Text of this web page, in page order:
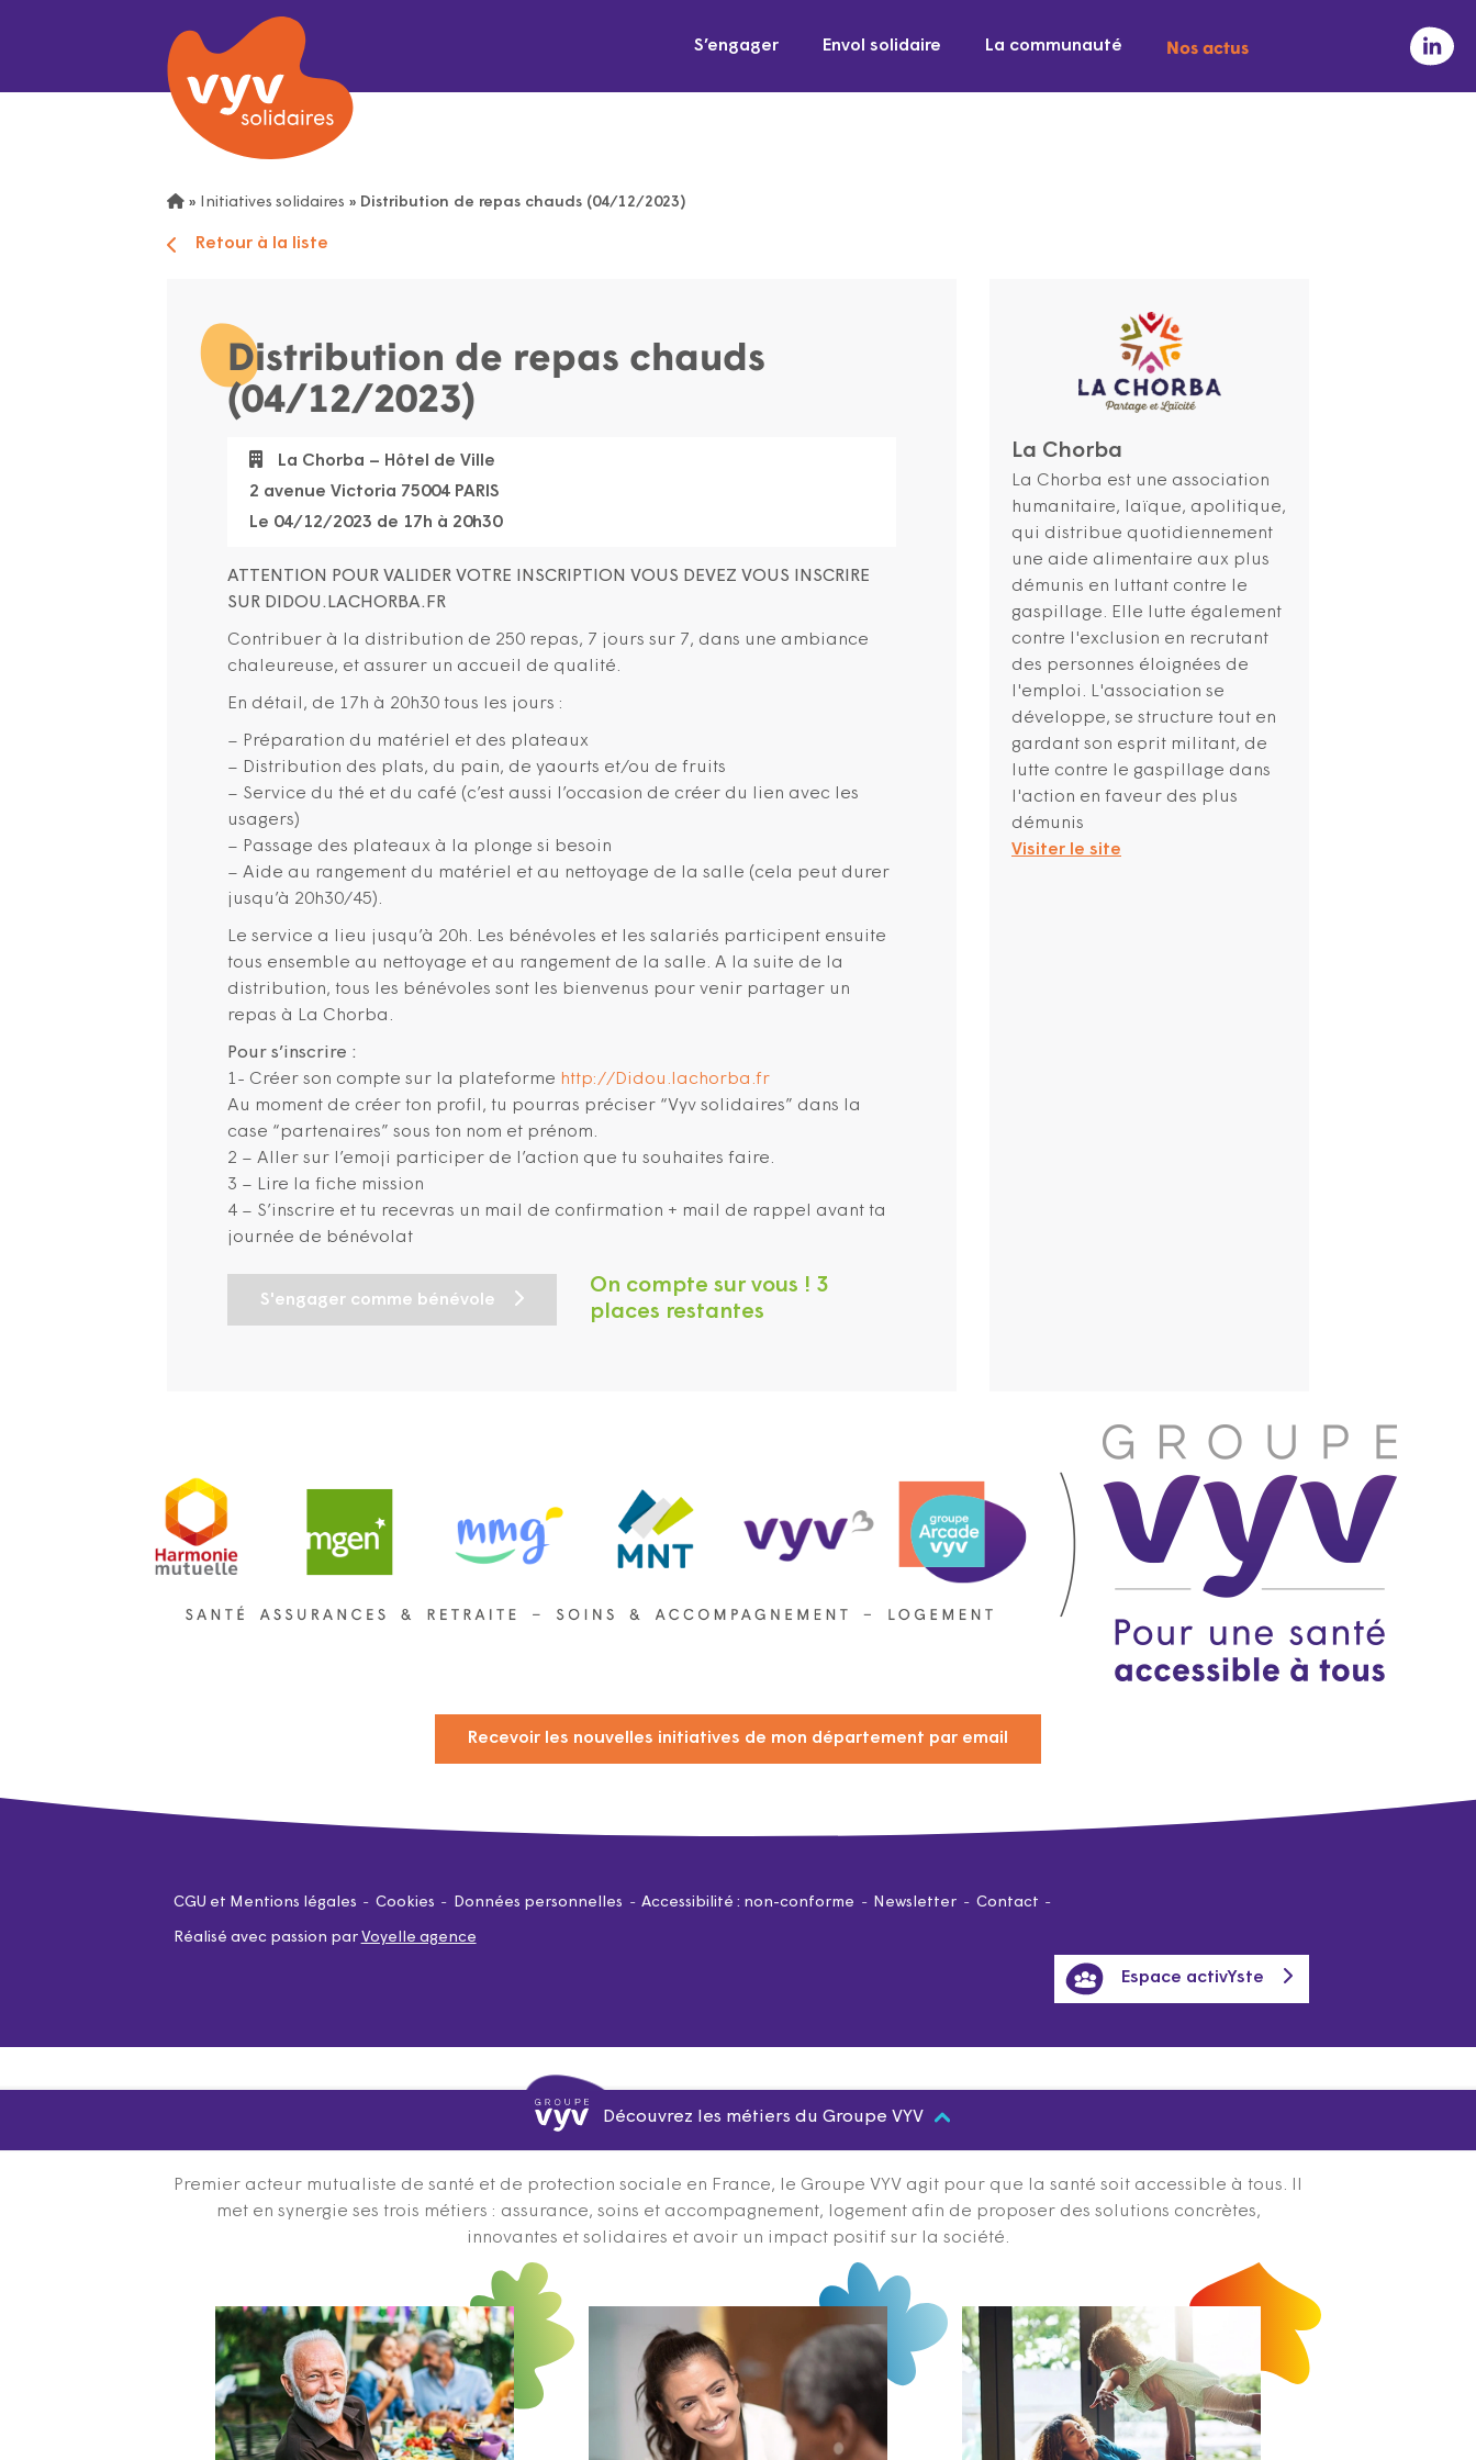
S’engager Envol solidaire La communauté Nos actus
» Initiatives solidaires » Distribution de repas chauds (04/12/2023)
Retour à la liste
Distribution de repas chauds
(04/12/2023)
La Chorba – Hôtel de Ville
2 avenue Victoria 75004 PARIS
Le 04/12/2023 de 17h à 20h30
ATTENTION POUR VALIDER VOTRE INSCRIPTION VOUS DEVEZ VOUS INSCRIRE
SUR DIDOU.LACHORBA.FR
Contribuer à la distribution de 250 repas, 7 jours sur 7, dans une ambiance
chaleureuse, et assurer un accueil de qualité.
En détail, de 17h à 20h30 tous les jours :
– Préparation du matériel et des plateaux
– Distribution des plats, du pain, de yaourts et/ou de fruits
– Service du thé et du café (c’est aussi l’occasion de créer du lien avec les
usagers)
– Passage des plateaux à la plonge si besoin
– Aide au rangement du matériel et au nettoyage de la salle (cela peut durer
jusqu’à 20h30/45).
Le service a lieu jusqu’à 20h. Les bénévoles et les salariés participent ensuite
tous ensemble au nettoyage et au rangement de la salle. A la suite de la
distribution, tous les bénévoles sont les bienvenus pour venir partager un
repas à La Chorba.
Pour s’inscrire :
1- Créer son compte sur la plateforme http://Didou.lachorba.fr
Au moment de créer ton profil, tu pourras préciser “Vyv solidaires” dans la
case “partenaires” sous ton nom et prénom.
2 – Aller sur l’emoji participer de l’action que tu souhaites faire.
3 – Lire la fiche mission
4 – S’inscrire et tu recevras un mail de confirmation + mail de rappel avant ta
journée de bénévolat
S'engager comme bénévole
On compte sur vous ! 3
places restantes
La Chorba
La Chorba est une association
humanitaire, laïque, apolitique,
qui distribue quotidiennement
une aide alimentaire aux plus
démunis en luttant contre le
gaspillage. Elle lutte également
contre l'exclusion en recrutant
des personnes éloignées de
l'emploi. L'association se
développe, se structure tout en
gardant son esprit militant, de
lutte contre le gaspillage dans
l'action en faveur des plus
démunis
Visiter le site
Recevoir les nouvelles initiatives de mon département par email
CGU et Mentions légales Cookies Données personnelles Accessibilité : non-conforme Newsletter Contact
Réalisé avec passion par Voyelle agence
Espace activYste
Découvrez les métiers du Groupe VYV
Premier acteur mutualiste de santé et de protection sociale en France, le Groupe VYV agit pour que la santé soit accessible à tous. Il
met en synergie ses trois métiers : assurance, soins et accompagnement, logement afin de proposer des solutions concrètes,
innovantes et solidaires et avoir un impact positif sur la société.